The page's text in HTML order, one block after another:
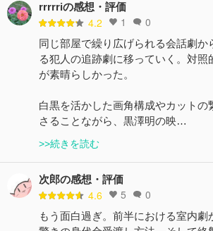
rrrrriの感想・評価
4.2 1 0
同じ部屋で繰り広げられる会話劇か
る犯人の追跡劇に移っていく。対照
が素晴らしかった。
白黒を活かした画角構成やカットの
さることながら、黒澤明の映…
>>続きを読む
次郎の感想・評価
4.6 5 0
もう面白過ぎ。前半における室内劇